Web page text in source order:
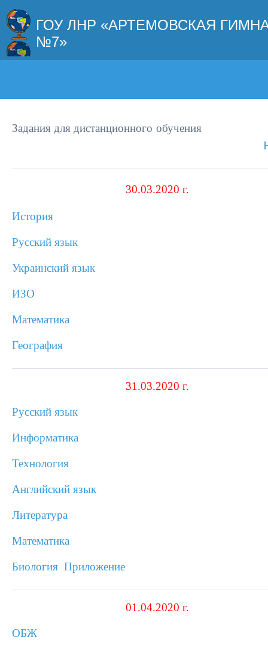
ГОУ ЛНР «АРТЕМОВСКАЯ
№7»
Задания для дистанционного
30.03.2020 г.
История
Русский язык
Украинский язык
ИЗО
Математика
География
31.03.2020 г.
Русский язык
Информатика
Технология
Английский язык
Литература
Математика
Биология Приложение
01.04.2020 г.
ОБЖ